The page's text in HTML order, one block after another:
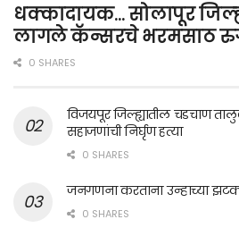
धक्कादायक… सोलापूर
लागले कॅन्सरचे भरमसाठ
0 SHARES
विजयपूर जिल्ह्यातील चडचाण
सहाजणांची निर्घृण हत्या
0 SHARES
जनगणना करताना उन्हाच्या
0 SHARES